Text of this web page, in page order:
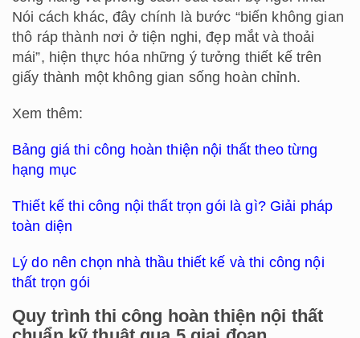
Nói cách khác, đây chính là bước “biến không gian
thô ráp thành nơi ở tiện nghi, đẹp mắt và thoải
mái”, hiện thực hóa những ý tưởng thiết kế trên
giấy thành một không gian sống hoàn chỉnh.
Xem thêm:
Bảng giá thi công hoàn thiện nội thất theo từng
hạng mục
Thiết kế thi công nội thất trọn gói là gì? Giải pháp
toàn diện
Lý do nên chọn nhà thầu thiết kế và thi công nội
thất trọn gói
Quy trình thi công hoàn thiện nội thất